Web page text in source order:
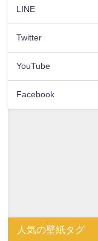
LINE
Twitter
YouTube
Facebook
人気の壁紙タグ